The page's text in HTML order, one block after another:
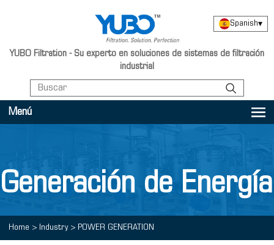
YUBO Filtration - Su experto en soluciones de sistemas de filtración
industrial
Spanish▾
Menú
Generación de Energía
Home > Industry > POWER GENERATION